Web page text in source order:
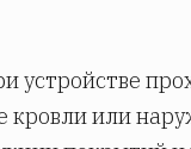
устройстве
кровли или